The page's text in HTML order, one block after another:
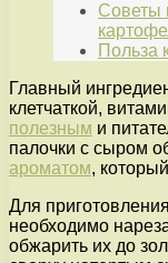
Советы
Польза
Главный
клетчаткой,
полезным и
палочки с сыром
ароматом,
Для
необходимо
обжарить их до